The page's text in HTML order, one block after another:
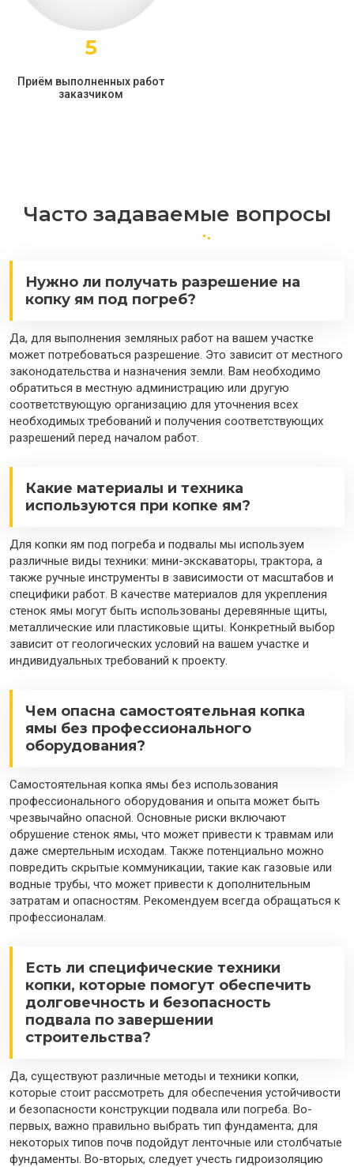
5
Приём выполненных работ
заказчиком
Часто задаваемые вопросы
Нужно ли получать разрешение на
копку ям под погреб?
Да, для выполнения земляных работ на вашем участке
может потребоваться разрешение. Это зависит от местного
законодательства и назначения земли. Вам необходимо
обратиться в местную администрацию или другую
соответствующую организацию для уточнения всех
необходимых требований и получения соответствующих
разрешений перед началом работ.
Какие материалы и техника
используются при копке ям?
Для копки ям под погреба и подвалы мы используем
различные виды техники: мини-экскаваторы, трактора, а
также ручные инструменты в зависимости от масштабов и
специфики работ. В качестве материалов для укрепления
стенок ямы могут быть использованы деревянные щиты,
металлические или пластиковые щиты. Конкретный выбор
зависит от геологических условий на вашем участке и
индивидуальных требований к проекту.
Чем опасна самостоятельная копка
ямы без профессионального
оборудования?
Самостоятельная копка ямы без использования
профессионального оборудования и опыта может быть
чрезвычайно опасной. Основные риски включают
обрушение стенок ямы, что может привести к травмам или
даже смертельным исходам. Также потенциально можно
повредить скрытые коммуникации, такие как газовые или
водные трубы, что может привести к дополнительным
затратам и опасностям. Рекомендуем всегда обращаться к
профессионалам.
Есть ли специфические техники
копки, которые помогут обеспечить
долговечность и безопасность
подвала по завершении
строительства?
Да, существуют различные методы и техники копки,
которые стоит рассмотреть для обеспечения устойчивости
и безопасности конструкции подвала или погреба. Во-
первых, важно правильно выбрать тип фундамента; для
некоторых типов почв подойдут ленточные или столбчатые
фундаменты. Во-вторых, следует учесть гидроизоляцию